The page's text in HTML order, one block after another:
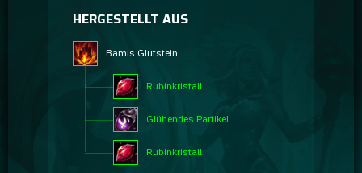
HERGESTELLT AUS
Bamis Glutstein
Rubinkristall
Glühendes Partikel
Rubinkristall